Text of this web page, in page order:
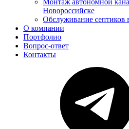
Монтаж автономной
Новороссийске
Обслуживание септиков
О компании
Портфолио
Вопрос-ответ
Контакты